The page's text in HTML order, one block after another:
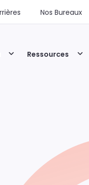
Nos Bureaux
Ressources